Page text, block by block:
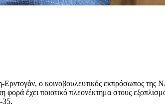
Ερντογάν, ο κοινοβουλευτικός εκπρόσωπος της
έχει ποιοτικό πλεονέκτημα στους
35.